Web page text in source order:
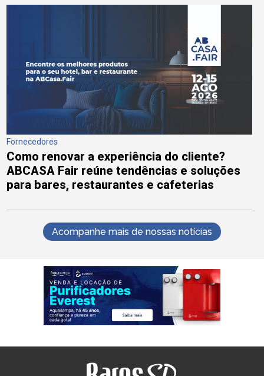
Fornecedores
Como renovar a experiência do cliente?
ABCASA Fair reúne tendências e soluções
para bares, restaurantes e cafeterias
Acompanhe mais de nossas notícias